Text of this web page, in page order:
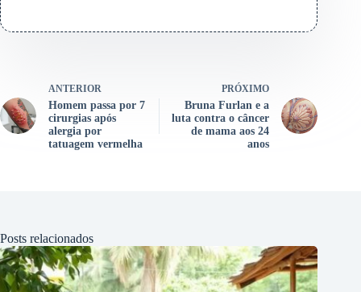
ANTERIOR
Homem passa por 7
cirurgias após
alergia por
tatuagem vermelha
PRÓXIMO
Bruna Furlan e a
luta contra o câncer
de mama aos 24
anos
Posts relacionados